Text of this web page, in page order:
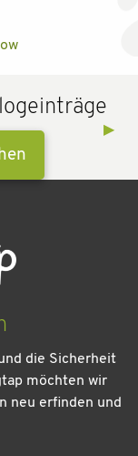
Next
▶︎
für einen
die Sicherheit
möchten wir
neu erfinden und